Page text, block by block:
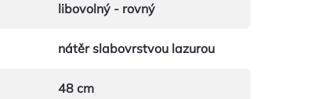
libovolný - rovný
nátěr slabovrstvou lazurou
48 cm